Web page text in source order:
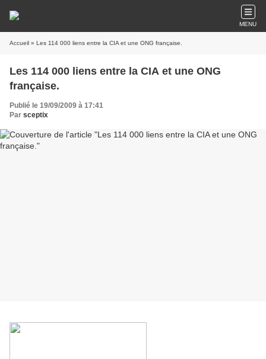
MENU
Accueil » Les 114 000 liens entre la CIA et une ONG française.
Les 114 000 liens entre la CIA et une ONG
française.
Publié le 19/09/2009 à 17:41
Par sceptix